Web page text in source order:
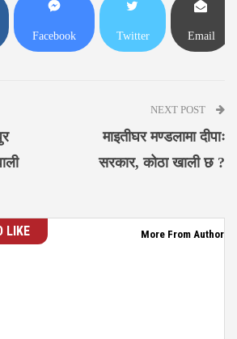
Facebook Twitter Email
NEXT POST
माइतीघर मण्डलामा दीपाः
सरकार, कोठा खाली छ ?
LIKE More From Author